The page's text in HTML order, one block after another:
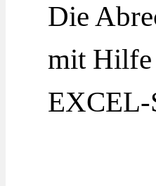
Die
mit Hilfe
EXCEL-